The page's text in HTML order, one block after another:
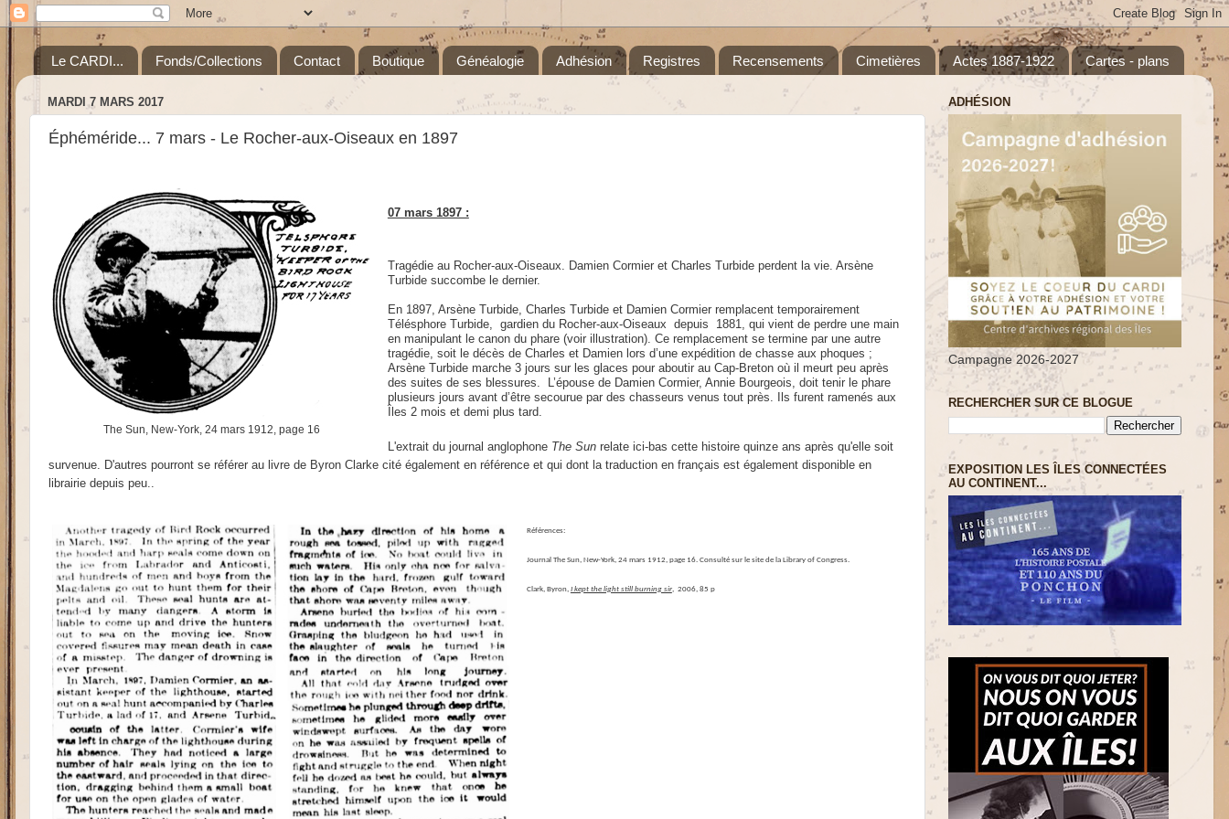
Le CARDI... Fonds/Collections Contact Boutique Généalogie Adhésion Registres Recensements Cimetières Actes 1887-1922 Cartes - plans
MARDI 7 MARS 2017
Éphéméride... 7 mars - Le Rocher-aux-Oiseaux en 1897
The Sun, New-York, 24 mars 1912, page 16
07 mars 1897 :
Tragédie au Rocher-aux-Oiseaux. Damien Cormier et Charles Turbide perdent la vie. Arsène
Turbide succombe le dernier.
En 1897, Arsène Turbide, Charles Turbide et Damien Cormier remplacent temporairement
Télésphore Turbide, gardien du Rocher-aux-Oiseaux depuis
1881, qui vient de perdre une main
en manipulant le canon du phare (voir illustration). Ce remplacement se termine par une autre
tragédie, soit le décès de Charles et Damien lors d’une expédition de chasse aux phoques ;
Arsène Turbide marche 3 jours sur les glaces pour aboutir au Cap-Breton où il meurt peu après
des suites de ses blessures.
L’épouse de Damien Cormier, Annie Bourgeois, doit tenir le phare
plusieurs jours avant d’être secourue par des chasseurs venus tout près. Ils furent ramenés aux
Îles 2 mois et demi plus tard.
L'extrait du journal anglophone The Sunrelate ici-bas cette histoire quinze ans après qu'elle soit
survenue. D'autres pourront se référer au livre de Byron Clarke cité également en référence et qui dont la traduction en français est également disponible en
librairie depuis peu..
Références:
Journal The Sun, New-York, 24 mars 1912, page 16. Consulté sur le site de la Library of Congress.
Clark, Byron, I kept the light still burning sir, 2006, 85 p
ADHÉSION
Campagne 2026-2027
RECHERCHER SUR CE BLOGUE
EXPOSITION LES ÎLES CONNECTÉES
AU CONTINENT...